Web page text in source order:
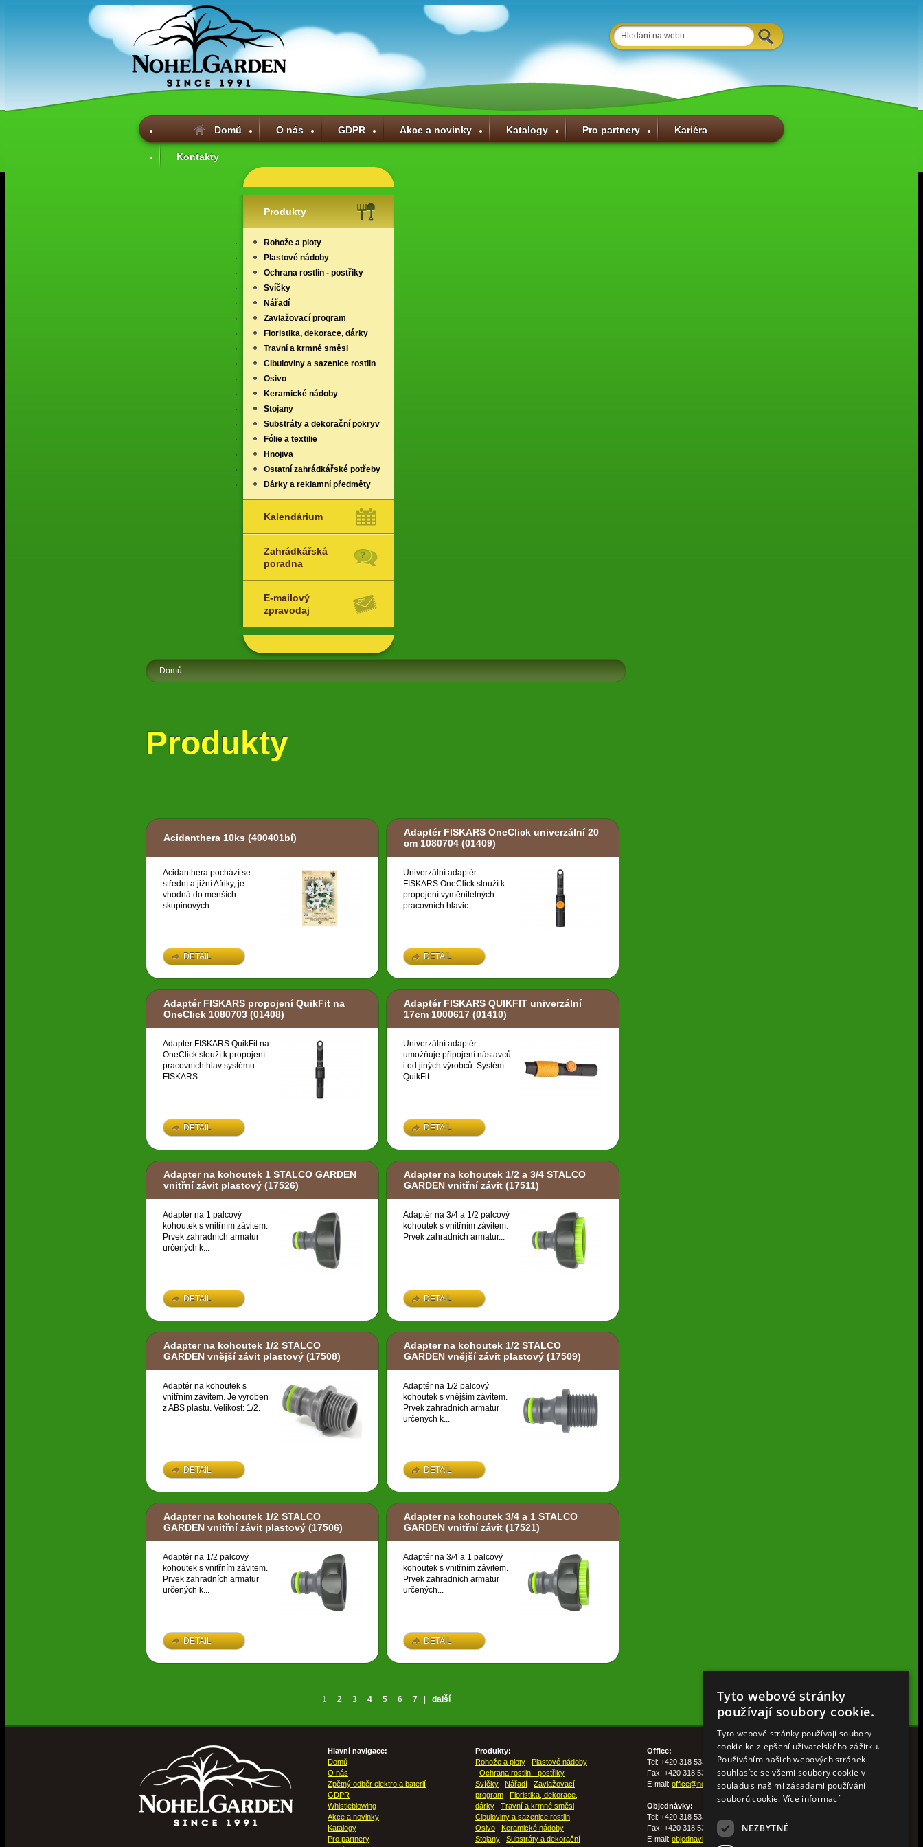
Domů O nás GDPR Akce a novinky Katalogy Pro partnery Kariéra
Kontakty
Produkty
Rohože a ploty
Plastové nádoby
Ochrana rostlin - postřiky
Svíčky
Nářadí
Zavlažovací program
Floristika, dekorace, dárky
Travní a krmné směsi
Cibuloviny a sazenice rostlin
Osivo
Keramické nádoby
Stojany
Substráty a dekorační pokryv
Fólie a textilie
Hnojiva
Ostatní zahrádkářské potřeby
Dárky a reklamní předměty
Kalendárium
Zahrádkářská
poradna
E-mailový
zpravodaj
Domů
Produkty
Acidanthera 10ks (400401bí)
Acidanthera pochází se
střední a jižní Afriky, je
vhodná do menších
skupinových...
DETAIL
Adaptér FISKARS OneClick univerzální 20
cm 1080704 (01409)
Univerzální adaptér
FISKARS OneClick slouží k
propojení vyměnitelných
pracovních hlavic...
DETAIL
Adaptér FISKARS propojení QuikFit na
OneClick 1080703 (01408)
Adaptér FISKARS QuikFit na
OneClick slouží k propojení
pracovních hlav systému
FISKARS...
DETAIL
Adaptér FISKARS QUIKFIT univerzální
17cm 1000617 (01410)
Univerzální adaptér
umožňuje připojení nástavců
i od jiných výrobců. Systém
QuikFit...
DETAIL
Adapter na kohoutek 1 STALCO GARDEN
vnitřní závit plastový (17526)
Adaptér na 1 palcový
kohoutek s vnitřním závitem.
Prvek zahradních armatur
určených k...
DETAIL
Adapter na kohoutek 1/2 a 3/4 STALCO
GARDEN vnitřní závit (17511)
Adaptér na 3/4 a 1/2 palcový
kohoutek s vnitřním závitem.
Prvek zahradních armatur...
DETAIL
Adapter na kohoutek 1/2 STALCO
GARDEN vnější závit plastový (17508)
Adaptér na kohoutek s
vnitřním závitem. Je vyroben
z ABS plastu. Velikost: 1/2.
DETAIL
Adapter na kohoutek 1/2 STALCO
GARDEN vnější závit plastový (17509)
Adaptér na 1/2 palcový
kohoutek s vnějším závitem.
Prvek zahradních armatur
určených k...
DETAIL
Adapter na kohoutek 1/2 STALCO
GARDEN vnitřní závit plastový (17506)
Adaptér na 1/2 palcový
kohoutek s vnitřním závitem.
Prvek zahradních armatur
určených k...
DETAIL
Adapter na kohoutek 3/4 a 1 STALCO
GARDEN vnitřní závit (17521)
Adaptér na 3/4 a 1 palcový
kohoutek s vnitřním závitem.
Prvek zahradních armatur
určených...
DETAIL
1 2 3 4 5 6 7 další
Hlavní navigace:
Domů
O nás
Zpětný odběr elektro a baterií
GDPR
Whistleblowing
Akce a novinky
Katalogy
Pro partnery
Produkty:
Rohože a ploty
Plastové nádoby
Ochrana rostlin - postřiky
Svíčky
Nářadí
Zavlažovací
program
Floristika, dekorace,
dárky
Travní a krmné směsi
Cibuloviny a sazenice rostlin
Osivo
Keramické nádoby
Stojany
Substráty a dekorační
Office:
Tel: +420 318 533 511
Fax: +420 318 533 513
E-mail: office@nohelgarden.cz
Objednávky:
Tel: +420 318 533 533
Fax: +420 318 533 538
E-mail: objednavky@nohelgarden.cz
Tyto webové stránky
používají soubory cookie.
Tyto webové stránky používají soubory
cookie ke zlepšení uživatelského zážitku.
Používáním našich webových stránek
souhlasíte se všemi soubory cookie v
souladu s našimi zásadami používání
souborů cookie. Více informací
NEZBYTNÉ